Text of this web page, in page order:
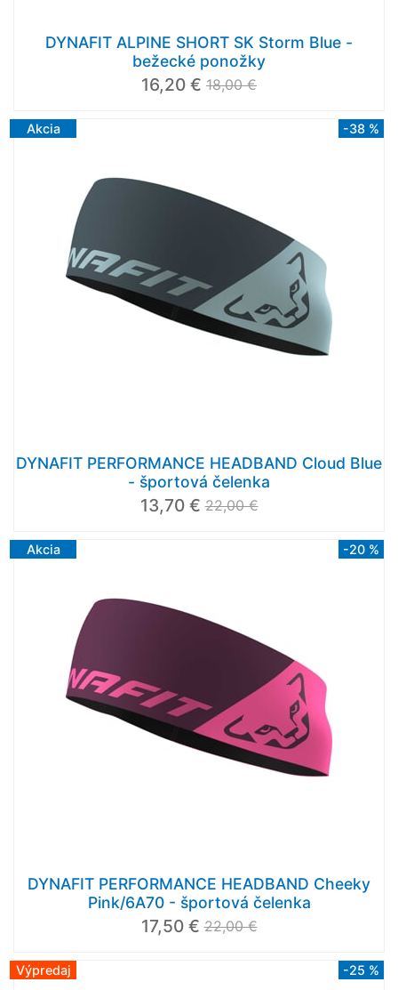
DYNAFIT ALPINE SHORT SK Storm Blue -
bežecké ponožky
16,20 € 18,00 €
Akcia -38 %
DYNAFIT PERFORMANCE HEADBAND Cloud Blue
- športová čelenka
13,70 € 22,00 €
Akcia -20 %
DYNAFIT PERFORMANCE HEADBAND Cheeky
Pink/6A70 - športová čelenka
17,50 € 22,00 €
Výpredaj -25 %